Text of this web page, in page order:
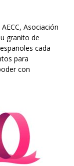
Asociación
granito de
cada
para
con